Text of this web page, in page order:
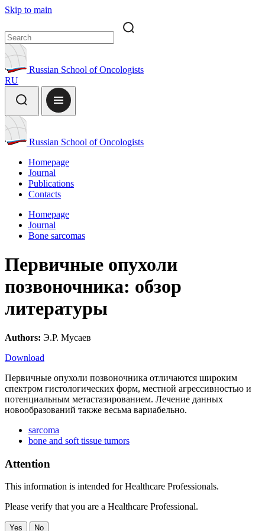
Skip to main
Russian School of Oncologists
RU
Russian School of Oncologists
Homepage
Journal
Publications
Contacts
Homepage
Journal
Bone sarcomas
Первичные опухоли
позвоночника: обзор
литературы
Authors: Э.Р. Мусаев
Download
Первичные опухоли позвоночника отличаются широким
спектром гистологических форм, местной агрессивностью и
потенциальным метастазированием. Лечение данных
новообразований также весьма вариабельно.
sarcoma
bone and soft tissue tumors
Attention
This information is intended for Healthcare Professionals.
Please verify that you are a Healthcare Professional.
Yes No